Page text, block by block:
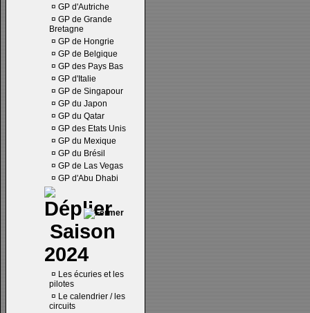
¤ GP d'Autriche
¤ GP de Grande
Bretagne
¤ GP de Hongrie
¤ GP de Belgique
¤ GP des Pays Bas
¤ GP d'Italie
¤ GP de Singapour
¤ GP du Japon
¤ GP du Qatar
¤ GP des Etats Unis
¤ GP du Mexique
¤ GP du Brésil
¤ GP de Las Vegas
¤ GP d'Abu Dhabi
Saison
2024
¤ Les écuries et les
pilotes
¤ Le calendrier / les
circuits